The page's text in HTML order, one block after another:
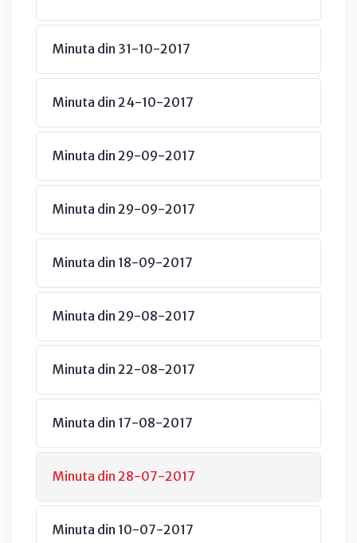
Minuta din 31-10-2017
Minuta din 24-10-2017
Minuta din 29-09-2017
Minuta din 29-09-2017
Minuta din 18-09-2017
Minuta din 29-08-2017
Minuta din 22-08-2017
Minuta din 17-08-2017
Minuta din 28-07-2017
Minuta din 10-07-2017